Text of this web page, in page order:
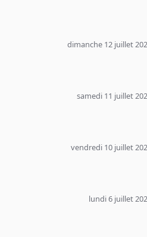
dimanche 12 juillet
samedi 11 juillet
vendredi 10 juillet
lundi 6 juillet